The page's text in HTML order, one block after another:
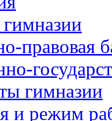
правовая
гимназии
и режим